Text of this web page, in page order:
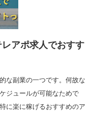
レアポ求人でおすす
な副業の一つです。何故な
ジュールが可能なためで
に楽に稼げるおすすめのア